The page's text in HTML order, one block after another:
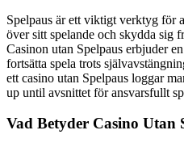
Spelpaus är ett viktigt verktyg för
över sitt spelande och skydda sig
Casinon utan Spelpaus erbjuder
fortsätta spela trots
ett casino utan Spelpaus loggar
up until avsnittet för ansvarsfullt
Vad Betyder Casino Utan